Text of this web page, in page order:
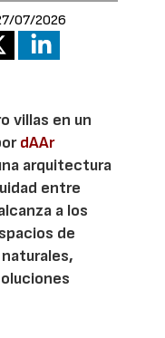
07/2026
villas en un
dAAr
arquitectura
entre
a los
de